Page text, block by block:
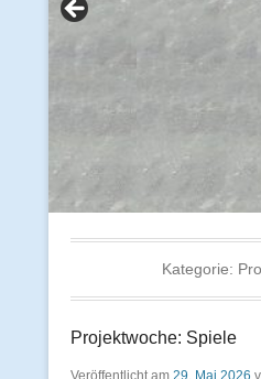
Kategorie:
Projektwoche: Spiele
Veröffentlicht am 29. Mai 2026